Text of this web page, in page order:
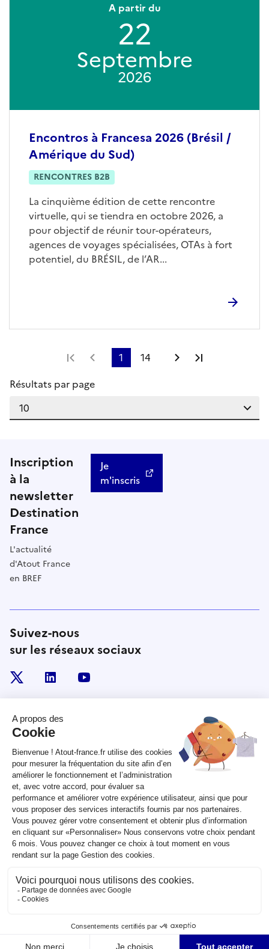
Encontros à Francesa 2026 (Brésil /
Amérique du Sud)
RENCONTRES B2B
La cinquième édition de cette rencontre
virtuelle, qui se tiendra en octobre 2026, a
pour objectif de réunir tour-opérateurs,
agences de voyages spécialisées, OTAs à fort
potentiel, du BRÉSIL, de l’AR...
A partir du
22
Septembre
2026
Première page
Page précédente
1 14 Page suivante
Résultats par page
Inscription
à la
newsletter
Destination
France
L'actualité
d'Atout France
en BREF
Je
m'inscris
Suivez-nous
sur les réseaux sociaux
linkedin
RÉPUBLIQUE
FRANÇAISE
legifrance.gouv.fr
gouvernement.fr
service-public.fr
data.gouv.fr
Plan du site Qui sommes-nous ? Marchés publics
partiellement conforme
Sauf mention contraire, tous les contenus de ce site sont sous
etalab-2.0